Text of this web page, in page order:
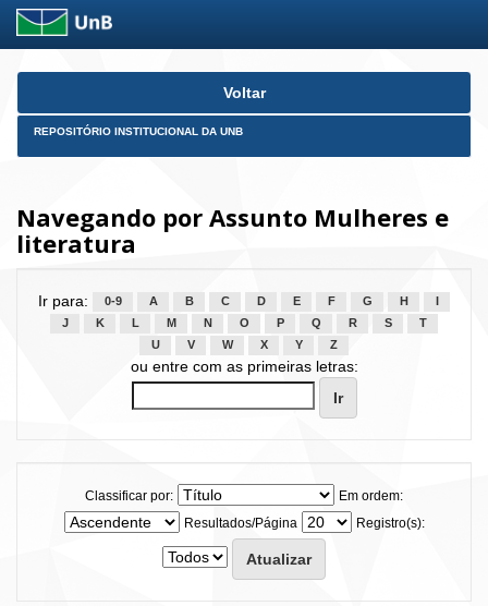
Skip
Voltar
REPOSITÓRIO INSTITUCIONAL DA UNB
Navegando por Assunto Mulheres e
literatura
Ir para: 0-9 A B C D E F G H
J
K L M N O P Q R S
T
U
V W X Y Z
ou entre com as primeiras letras:
Classificar por:
Em ordem:
Resultados/Página
Registro(s):